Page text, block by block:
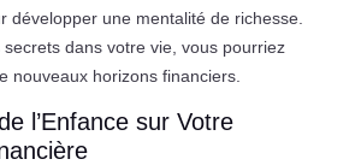
développer une mentalité de richesse.
secrets dans votre vie, vous pourriez
nouveaux horizons financiers.
l’Enfance sur Votre